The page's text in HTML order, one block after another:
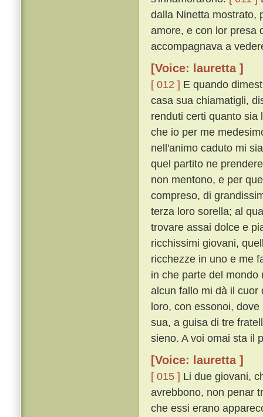
dalla Ninetta mostrato,
amore, e con lor presa
accompagnava a
[Voice: lauretta ]
[ 012 ] E quando
casa sua chiamatigli,
renduti certi quanto sia
che io per me
nell'animo caduto mi
quel partito ne
non mentono, e per
compreso, di
terza loro sorella; al
trovare assai dolce e
ricchissimi giovani,
ricchezze in uno e me
in che parte del
alcun fallo mi dà il cuor
loro, con essonoi,
sua, a guisa di tre
sieno. A voi omai sta il
[Voice: lauretta ]
[ 015 ] Li due giovani,
avrebbono, non penar
che essi erano